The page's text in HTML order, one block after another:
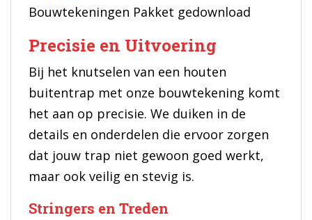
Bouwtekeningen Pakket gedownload
Precisie en Uitvoering
Bij het knutselen van een houten
buitentrap met onze bouwtekening komt
het aan op precisie. We duiken in de
details en onderdelen die ervoor zorgen
dat jouw trap niet gewoon goed werkt,
maar ook veilig en stevig is.
Stringers en Treden